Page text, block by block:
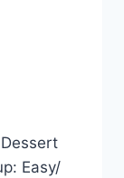
Easy/